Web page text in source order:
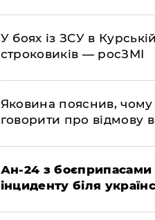
​У боях із ЗСУ в
строковиків — росЗМІ
​Яковина пояснив,
говорити про відмову
​Ан-24 з боєприпасами
інциденту біля